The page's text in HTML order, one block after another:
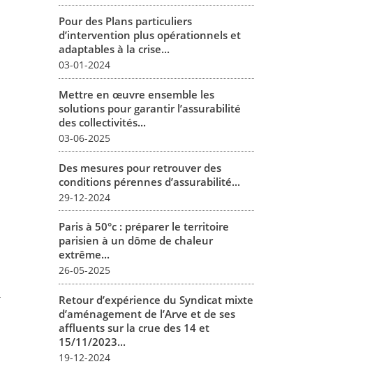
Pour des Plans particuliers
d’intervention plus opérationnels et
adaptables à la crise...
03-01-2024
Mettre en œuvre ensemble les
solutions pour garantir l’assurabilité
des collectivités...
03-06-2025
Des mesures pour retrouver des
conditions pérennes d’assurabilité...
29-12-2024
Paris à 50°c : préparer le territoire
parisien à un dôme de chaleur
extrême...
26-05-2025
Retour d’expérience du Syndicat mixte
d’aménagement de l’Arve et de ses
affluents sur la crue des 14 et
15/11/2023...
19-12-2024